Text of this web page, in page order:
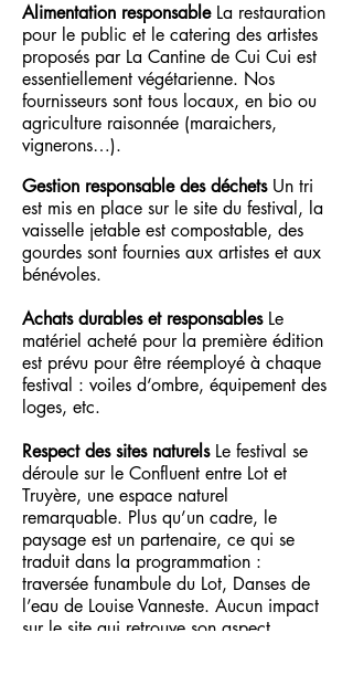
Alimentation responsableLa restauration
pour le public et le catering des artistes
proposés par La Cantine de Cui Cui est
essentiellement végétarienne. Nos
fournisseurs sont tous locaux, en bio ou
agriculture raisonnée (maraichers,
vignerons…).
Gestion responsable des déchetsUn tri
est mis en place sur le site du festival, la
vaisselle jetable est compostable, des
gourdes sont fournies aux artistes et aux
bénévoles.
Achats durables et responsablesLe
matériel acheté pour la première édition
est prévu pour être réemployé à chaque
festival : voiles d‘ombre, équipement des
loges, etc.
Respect des sites naturelsLe festival se
déroule sur le Confluent entre Lot et
Truyère, une espace naturel
remarquable. Plus qu’un cadre, le
paysage est un partenaire, ce qui se
traduit dans la programmation :
traversée funambule du Lot, Danses de
l’eau de Louise Vanneste. Aucun impact
sur le site qui retrouve son aspect